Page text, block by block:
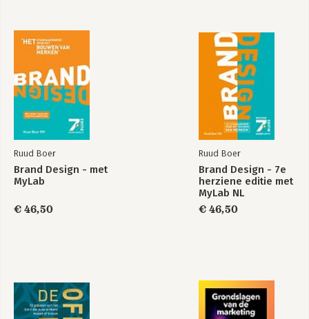
Bekijk alle boeken
Ruud Boer
Brand Design - met
MyLab
€ 46,50
Ruud Boer
Brand Design - 7e
herziene editie met
MyLab NL
toegangscode
€ 46,50